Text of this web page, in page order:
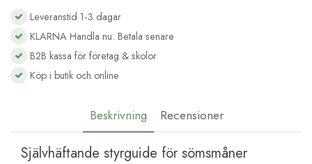
Leveranstid 1-3 dagar
KLARNA Handla nu. Betala senare
B2B kassa för företag & skolor
Köp i butik och online
Beskrivning Recensioner
Självhäftande styrguide för sömsmåner